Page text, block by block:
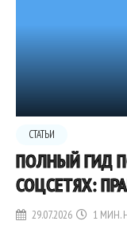
СТАТЬИ
ПОЛНЫЙ ГИД
СОЦСЕТЯХ:
29.07.2026 1 МИН.